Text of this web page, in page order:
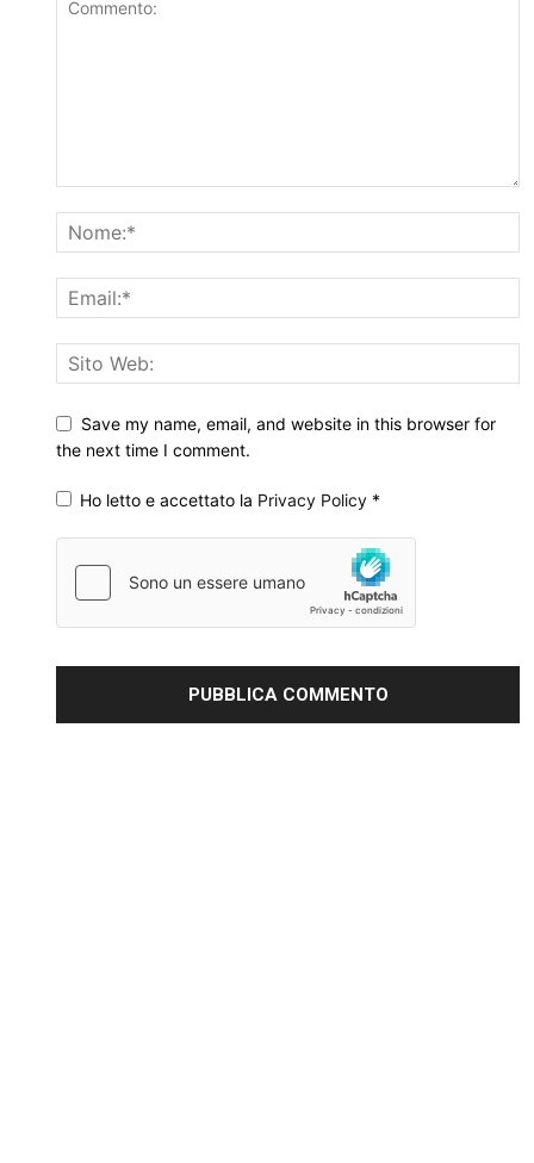
Save my name, email, and website in this browser for
the next time I comment.
Ho letto e accettato la Privacy Policy *